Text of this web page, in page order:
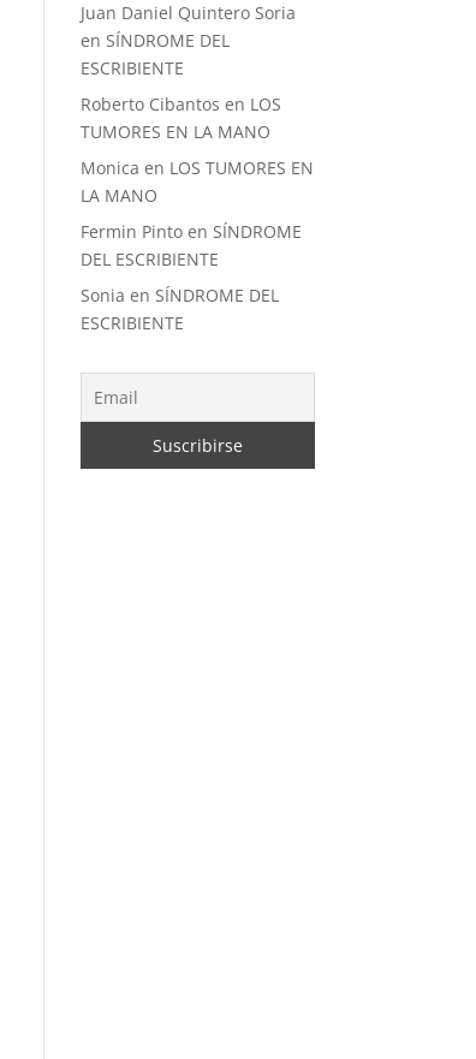
Juan Daniel Quintero Soria
enSÍNDROME DEL
ESCRIBIENTE
Roberto Cibantos en LOS
TUMORES EN LA MANO
Monica en LOS TUMORES EN
LA MANO
Fermin Pinto enSÍNDROME
DEL ESCRIBIENTE
Sonia enSÍNDROME DEL
ESCRIBIENTE